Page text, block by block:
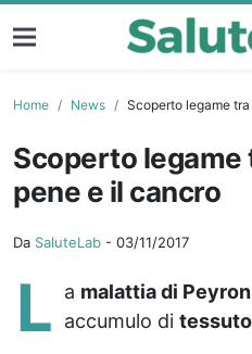
Home News Scoperto legame
Scoperto legame
pene e il cancro
Da SaluteLab - 03/11/2017
L a malattia di
accumulo di